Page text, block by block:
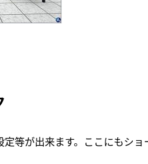
等が出来ます。ここにもショ